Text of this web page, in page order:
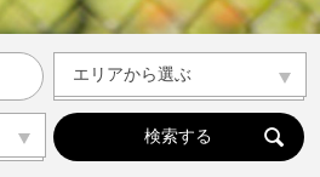
エリアから選ぶ
エリアから選ぶ
滋賀県
京都府
大阪府
兵庫県
奈良県
和歌山県
その他